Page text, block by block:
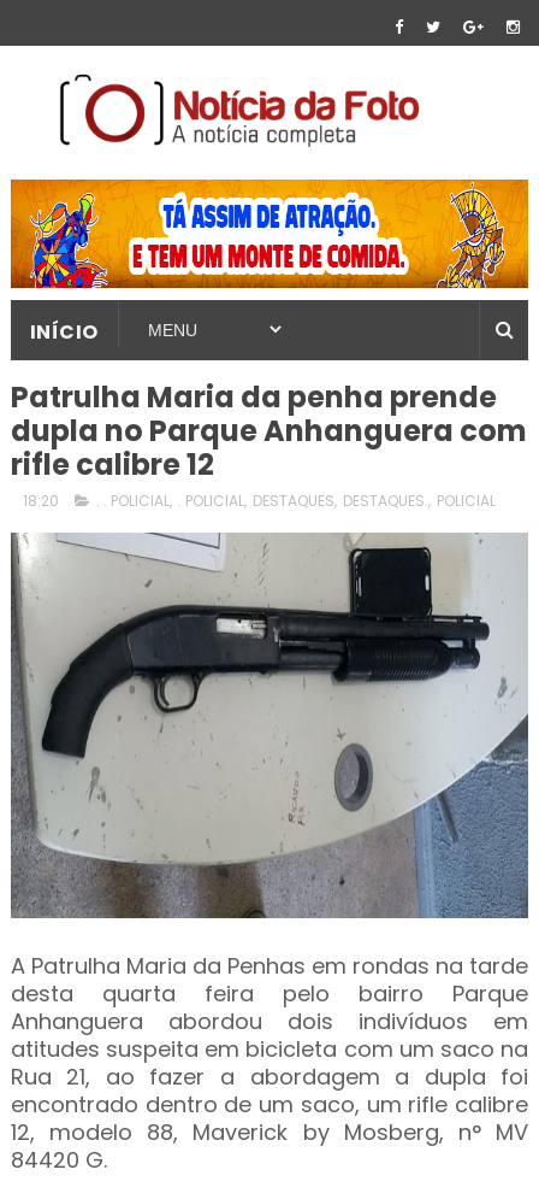
INÍCIO
Patrulha Maria da penha prende
dupla no Parque Anhanguera com
rifle calibre 12
18:20 . . POLICIAL, . POLICIAL, DESTAQUES, DESTAQUES., POLICIAL
A Patrulha Maria da Penhas em rondas na tarde
desta quarta feira pelo bairro Parque
Anhanguera abordou dois indivíduos em
atitudes suspeita em bicicleta com um saco na
Rua 21, ao fazer a abordagem a dupla foi
encontrado dentro de um saco, um rifle calibre
12, modelo 88, Maverick by Mosberg, n° MV
84420 G.